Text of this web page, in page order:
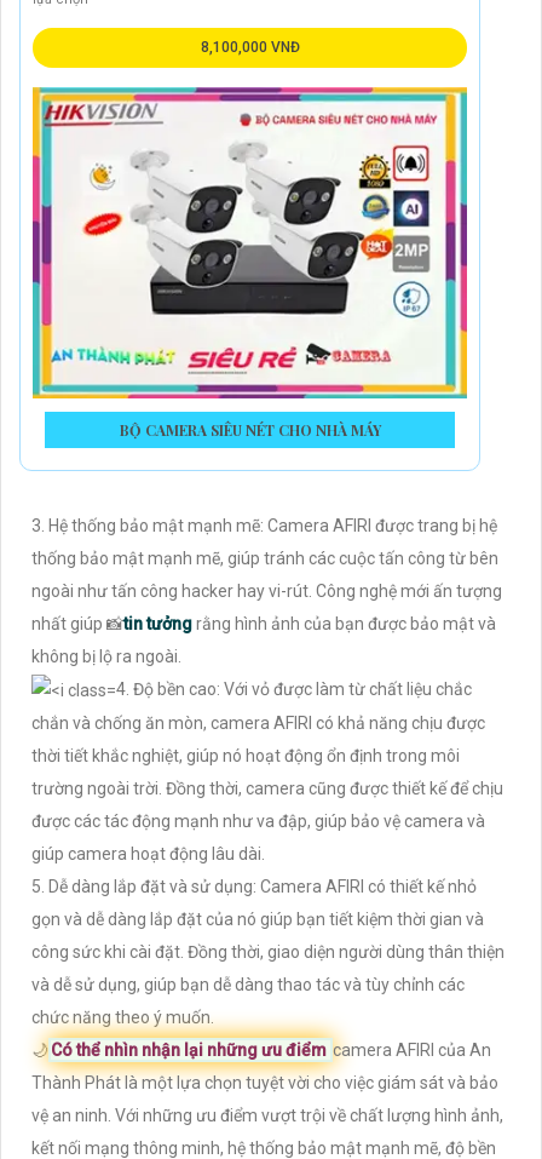
BỘ CAMERA SIÊU NÉT CHO NHÀ MÁY
8,100,000 VNĐ
3. Hệ thống bảo mật mạnh mẽ: Camera AFIRI được trang bị hệ
thống bảo mật mạnh mẽ, giúp tránh các cuộc tấn công từ bên
ngoài như tấn công hacker hay vi-rút. Công nghệ mới ấn tượng
nhất giúp 📸tin tưởngrằng hình ảnh của bạn được bảo mật và
không bị lộ ra ngoài.
4. Độ bền cao: Với vỏ được làm từ chất liệu chắc
chắn và chống ăn mòn, camera AFIRI có khả năng chịu được
thời tiết khắc nghiệt, giúp nó hoạt động ổn định trong môi
trường ngoài trời. Đồng thời, camera cũng được thiết kế để chịu
được các tác động mạnh như va đập, giúp bảo vệ camera và
giúp camera hoạt động lâu dài.
5. Dễ dàng lắp đặt và sử dụng: Camera AFIRI có thiết kế nhỏ
gọn và dễ dàng lắp đặt của nó giúp bạn tiết kiệm thời gian và
công sức khi cài đặt. Đồng thời, giao diện người dùng thân thiện
và dễ sử dụng, giúp bạn dễ dàng thao tác và tùy chỉnh các
chức năng theo ý muốn.
🌙 Có thể nhìn nhận lại những ưu điểm camera AFIRI của An
Thành Phát là một lựa chọn tuyệt vời cho việc giám sát và bảo
vệ an ninh. Với những ưu điểm vượt trội về chất lượng hình ảnh,
kết nối mạng thông minh, hệ thống bảo mật mạnh mẽ, độ bền